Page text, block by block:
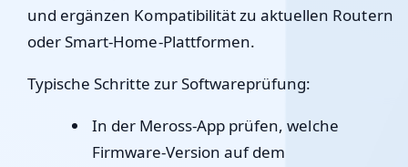
und ergänzen Kompatibilität zu aktuellen Routern
oder Smart-Home-Plattformen.
Typische Schritte zur Softwareprüfung:
In der Meross-App prüfen, welche
Firmware-Version auf dem